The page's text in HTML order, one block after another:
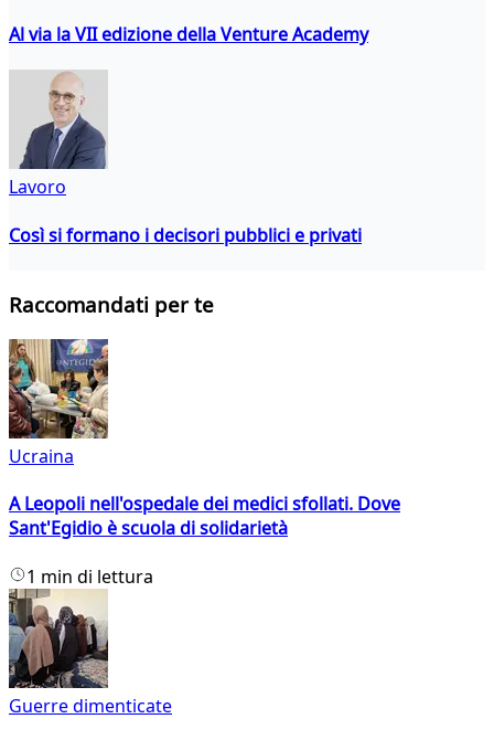
Al via la VII edizione della Venture Academy
Lavoro
Così si formano i decisori pubblici e privati
Raccomandati per te
Ucraina
A Leopoli nell'ospedale dei medici sfollati. Dove
Sant'Egidio è scuola di solidarietà
1 min di lettura
Guerre dimenticate